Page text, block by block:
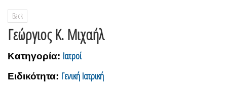
Back
Γεώργιος Κ. Μιχαήλ
Κατηγορία: Ιατροί
Ειδικότητα: Γενική Ιατρική